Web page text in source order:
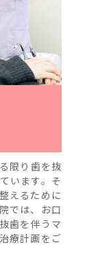
限り歯を抜
います。そ
えるために
では、お口
歯を伴うマ
療計画をご